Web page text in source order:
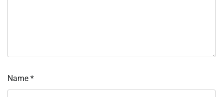
Name *